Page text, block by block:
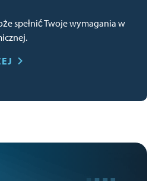
spełnić Twoje wymagania w